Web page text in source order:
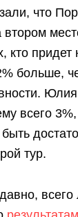
что
втором
кто
больше,
всего
тур.